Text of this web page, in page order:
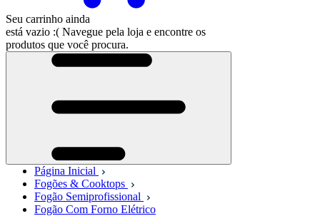
Seu carrinho ainda
está vazio :( Navegue pela loja e encontre os
produtos que você procura.
Página Inicial
Fogões & Cooktops
Fogão Semiprofissional
Fogão Com Forno Elétrico